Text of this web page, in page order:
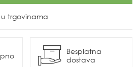
u trgovinama
Besplatna
dostava